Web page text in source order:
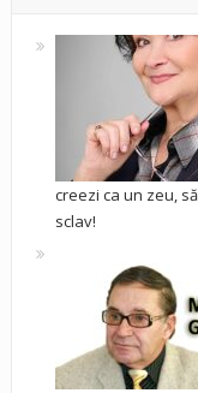
creezi ca un zeu,
sclav!